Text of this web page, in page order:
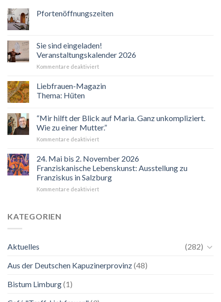
Pfortenöffnungszeiten
Sie sind eingeladen!
Veranstaltungskalender 2026
Kommentare deaktiviertfür
sind
Liebfrauen-Magazin
Thema: Hüten
“Mir hilft der Blick auf Maria. Ganz unkompliziert.
Wie zu einer Mutter.”
Kommentare deaktiviertfür
hilft
Blick
auf
Maria.
24. Mai bis 2. November 2026
Franziskanische Lebenskunst: Ausstellung zu
Franziskus in Salzburg
Kommentare deaktiviertfür
Ausstellung
KATEGORIEN
Aktuelles
(282)
Aus der Deutschen Kapuzinerprovinz(48)
Bistum Limburg(1)